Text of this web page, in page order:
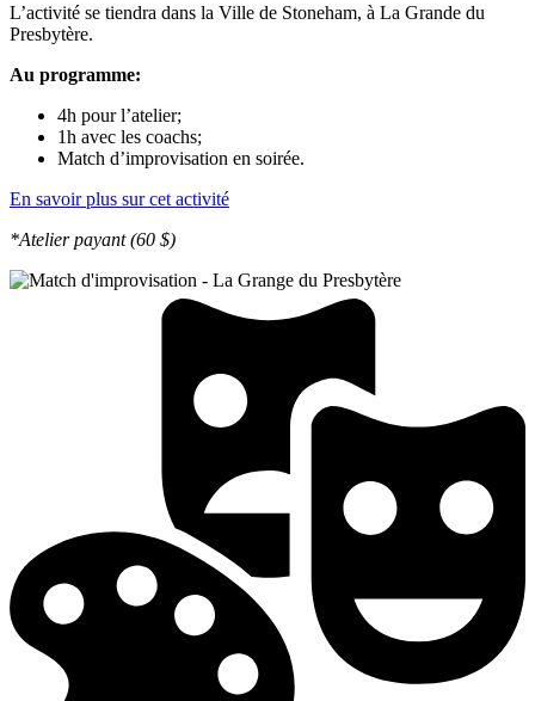
L’activité se tiendra dans la Ville de Stoneham, à La Grande du
Presbytère.
Au programme:
4h pour l’atelier;
1h avec les coachs;
Match d’improvisation en soirée.
En savoir plus sur cet activité
*Atelier payant (60 $)